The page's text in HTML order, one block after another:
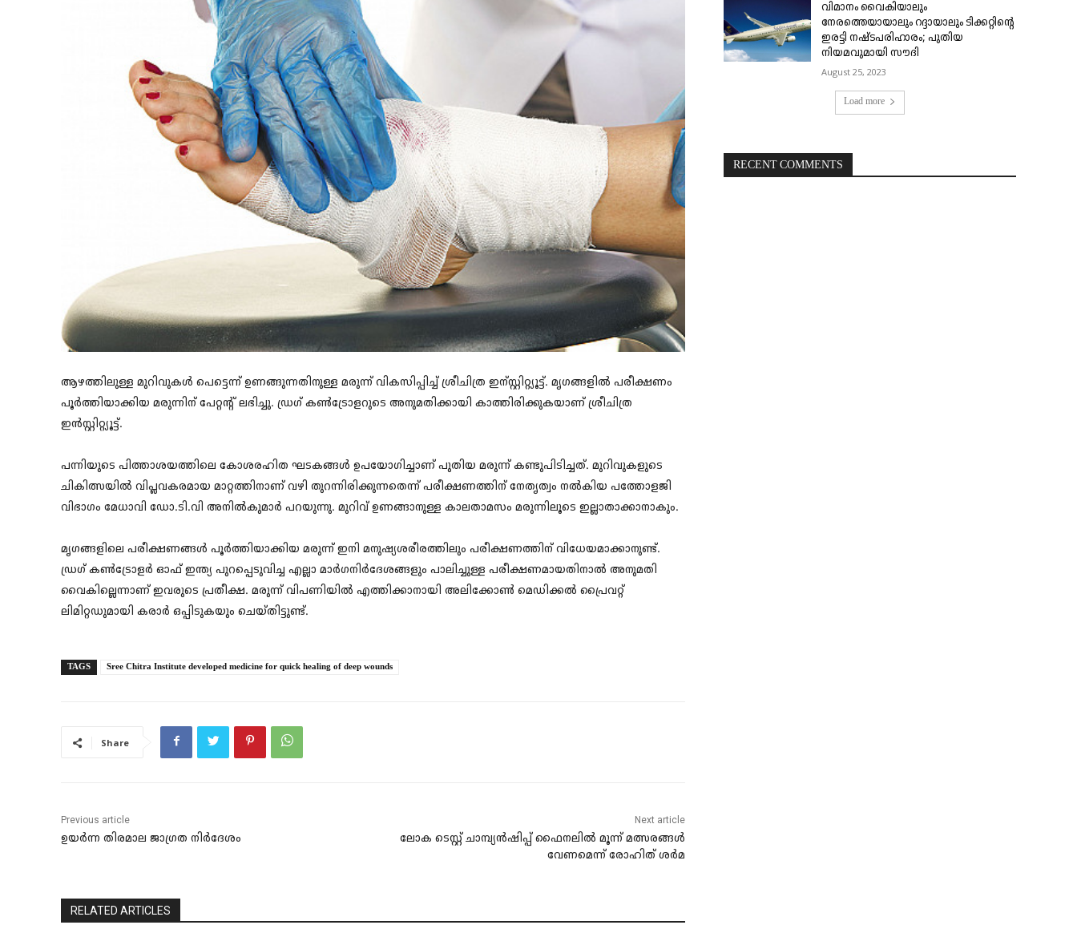
ആഴത്തിലുള്ള മുറിവുകള്‍ പെട്ടെന്ന് ഉണങ്ങുന്നതിനുള്ള മരുന്ന് വികസിപ്പിച്ച് ശ്രീചിത്ര ഇന്സ്റ്റിറ്റ്യൂട്ട്. മൃഗങ്ങളില്‍ പരീക്ഷണം
പൂർത്തിയാക്കിയ മരുന്നിന് പേറ്റന്റ് ലഭിച്ചു. ഡ്രഗ് കൺട്രോളറുടെ അനുമതിക്കായി കാത്തിരിക്കുകയാണ് ശ്രീചിത്ര
ഇൻസ്റ്റിറ്റ്യൂട്ട്.
പന്നിയുടെ പിത്താശയത്തിലെ കോശരഹിത ഘടകങ്ങൾ ഉപയോഗിച്ചാണ് പുതിയ മരുന്ന് കണ്ടുപിടിച്ചത്. മുറിവുകളുടെ
ചികിത്സയില്‍ വിപ്ലവകരമായ മാറ്റത്തിനാണ് വഴി തുറന്നിരിക്കുന്നതെന്ന് പരീക്ഷണത്തിന് നേതൃത്വം നൽകിയ പത്തോളജി
വിഭാഗം മേധാവി ഡോ.ടി.വി അനിൽകുമാർ പറയുന്നു. മുറിവ് ഉണങ്ങാനുള്ള കാലതാമസം മരുന്നിലൂടെ ഇല്ലാതാക്കാനാകും.
മൃഗങ്ങളിലെ പരീക്ഷണങ്ങള്‍ പൂര്‍‍ത്തിയാക്കിയ മരുന്ന് ഇനി മനുഷ്യശരീരത്തിലും പരീക്ഷണത്തിന് വിധേയമാക്കാനുണ്ട്.
ഡ്രഗ് കൺട്രോളർ ഓഫ് ഇന്ത്യ പുറപ്പെടുവിച്ച എല്ലാ മാർഗനിർദേശങ്ങളും പാലിച്ചുള്ള പരീക്ഷണമായതിനാൽ അനുമതി
വൈകില്ലെന്നാണ് ഇവരുടെ പ്രതീക്ഷ. മരുന്ന് വിപണിയിൽ എത്തിക്കാനായി അലിക്കോൺ മെഡിക്കൽ പ്രൈവറ്റ്
ലിമിറ്റഡുമായി കരാർ ഒപ്പിടുകയും ചെയ്തിട്ടുണ്ട്.
TAGS Sree Chitra Institute developed medicine for quick healing of deep wounds
Share
Previous article
ഉയർന്ന തിരമാല ജാഗ്രത നിർദേശം
Next article
ലോക ടെസ്റ്റ് ചാമ്പ്യൻഷിപ്പ് ഫൈനലിൽ മൂന്ന് മത്സരങ്ങൾ
വേണമെന്ന് രോഹിത് ശർമ
RELATED ARTICLES
വിമാനം വൈകിയാലും
നേരത്തെയായാലും റദ്ദായാലും ടിക്കറ്റിന്റെ
ഇരട്ടി നഷ്ടപരിഹാരം; പുതിയ
നിയമവുമായി സൗദി
August 25, 2023
Load more
RECENT COMMENTS